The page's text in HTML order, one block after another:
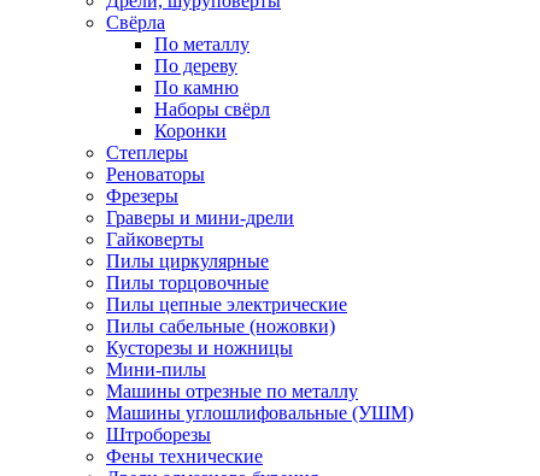
Свёрла
По металлу
По дереву
По камню
Наборы свёрл
Коронки
Степлеры
Реноваторы
Фрезеры
Граверы и мини-дрели
Гайковерты
Пилы циркулярные
Пилы торцовочные
Пилы цепные электрические
Пилы сабельные (ножовки)
Кусторезы и ножницы
Мини-пилы
Машины отрезные по металлу
Машины углошлифовальные (УШМ)
Штроборезы
Фены технические